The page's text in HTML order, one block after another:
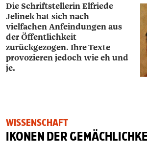
Die Schriftstellerin Elfriede
Jelinek hat sich nach
vielfachen Anfeindungen aus
der Öffentlichkeit
zurückgezogen. Ihre Texte
provozieren jedoch wie eh und
je.
WISSENSCHAFT
IKONEN DER